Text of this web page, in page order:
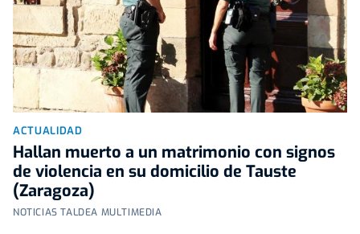
ACTUALIDAD
Hallan muerto a un matrimonio con signos
de violencia en su domicilio de Tauste
(Zaragoza)
NOTICIAS TALDEA MULTIMEDIA